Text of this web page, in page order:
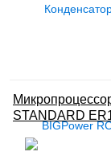
STANDARD